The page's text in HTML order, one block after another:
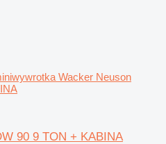
Wacker Neuson
90 9 TON + KABINA